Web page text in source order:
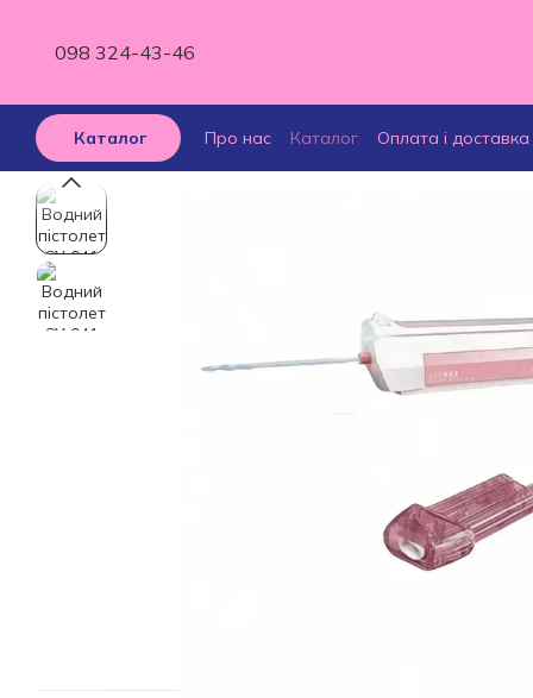
098 324-43-46
Каталог Про нас Каталог Оплата і доставка